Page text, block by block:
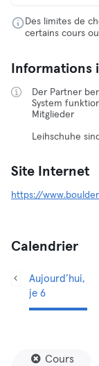
Des limites de
certains cours
Informations
Der Partner
System
Mitglieder
Leihschuhe
Site Internet
https://
Calendrier
Aujourd’hui,
je 6
Cours